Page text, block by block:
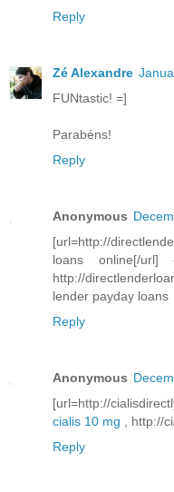
Reply
Zé Alexandre
FUNtastic! =]
Parabéns!
Reply
Anonymous
[url=http://
loans online[/
http://
lender payday loans
Reply
Anonymous
[url=http://
cialis 10 mg , http://
Reply